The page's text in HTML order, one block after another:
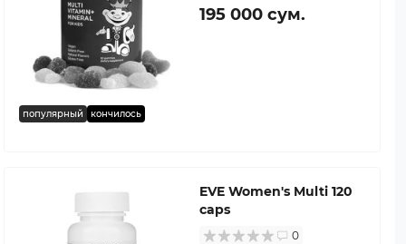
популярный кончилось
195 000 сум.
EVE Women's Multi 120
caps
0